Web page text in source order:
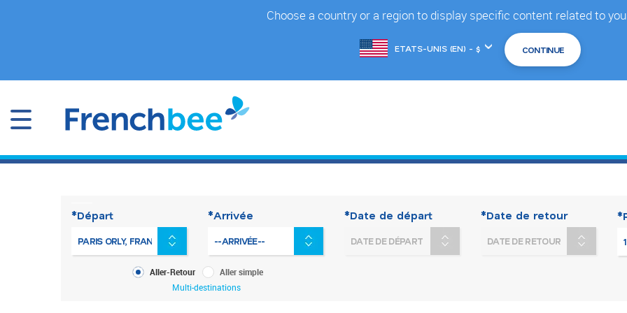
Choose a country or a region to display specific content related to
de
*Départ *Arrivée
TypeAller-Retour
Aller simple
Multi-destinations
*Date de départ *Date de retour